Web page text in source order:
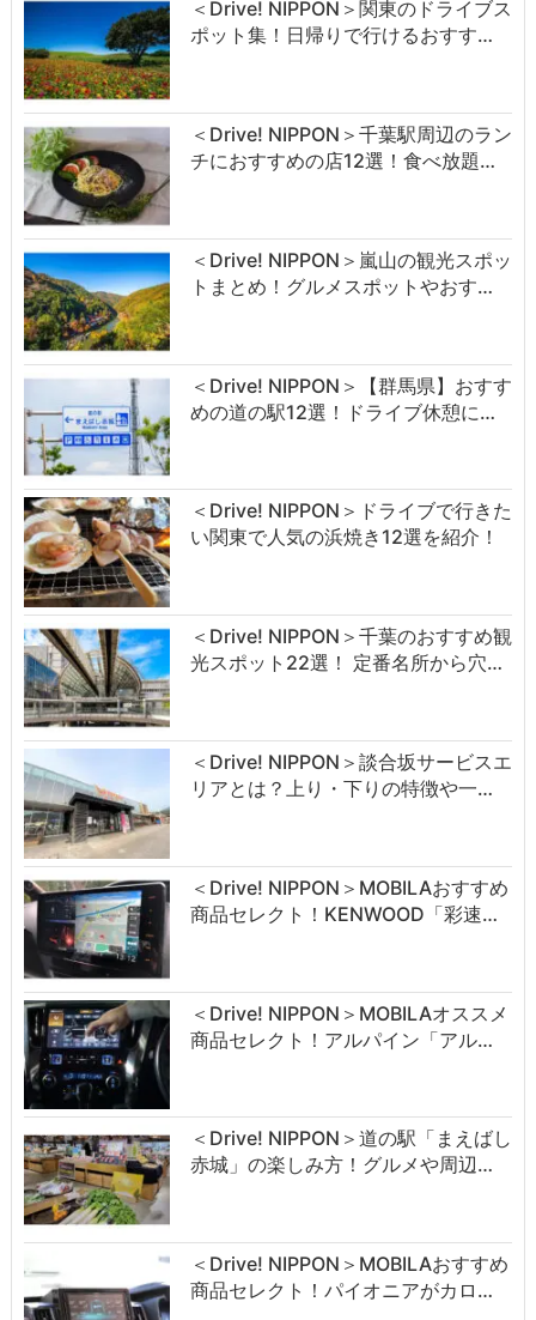
＜Drive! NIPPON＞関東のドライブス
ポット集！日帰りで行けるおすす…
＜Drive! NIPPON＞千葉駅周辺のラン
チにおすすめの店12選！食べ放題…
＜Drive! NIPPON＞嵐山の観光スポッ
トまとめ！グルメスポットやおす…
＜Drive! NIPPON＞【群馬県】おすす
めの道の駅12選！ドライブ休憩に…
＜Drive! NIPPON＞ドライブで行きた
い関東で人気の浜焼き12選を紹介！
＜Drive! NIPPON＞千葉のおすすめ観
光スポット22選！ 定番名所から穴…
＜Drive! NIPPON＞談合坂サービスエ
リアとは？上り・下りの特徴や一…
＜Drive! NIPPON＞MOBILAおすすめ
商品セレクト！KENWOOD「彩速…
＜Drive! NIPPON＞MOBILAオススメ
商品セレクト！アルパイン「アル…
＜Drive! NIPPON＞道の駅「まえばし
赤城」の楽しみ方！グルメや周辺…
＜Drive! NIPPON＞MOBILAおすすめ
商品セレクト！パイオニアがカロ…